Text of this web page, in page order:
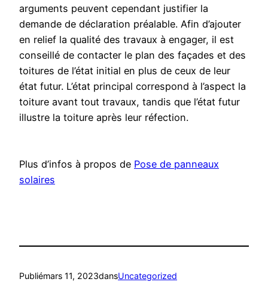
arguments peuvent cependant justifier la
demande de déclaration préalable. Afin d’ajouter
en relief la qualité des travaux à engager, il est
conseillé de contacter le plan des façades et des
toitures de l’état initial en plus de ceux de leur
état futur. L’état principal correspond à l’aspect la
toiture avant tout travaux, tandis que l’état futur
illustre la toiture après leur réfection.
Plus d’infos à propos de Pose de panneaux
solaires
Publiémars 11, 2023dansUncategorized